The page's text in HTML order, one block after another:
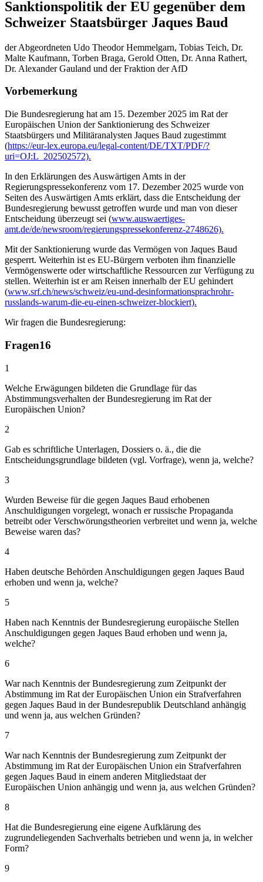
Sanktionspolitik der EU gegenüber dem
Schweizer Staatsbürger Jaques Baud
der Abgeordneten Udo Theodor Hemmelgarn, Tobias Teich, Dr.
Malte Kaufmann, Torben Braga, Gerold Otten, Dr. Anna Rathert,
Dr. Alexander Gauland und der Fraktion der AfD
Vorbemerkung
Die Bundesregierung hat am 15. Dezember 2025 im Rat der
Europäischen Union der Sanktionierung des Schweizer
Staatsbürgers und Militäranalysten Jaques Baud zugestimmt
(https://eur-lex.europa.eu/legal-content/DE/TXT/PDF/?
uri=OJ:L_202502572).
In den Erklärungen des Auswärtigen Amts in der
Regierungspressekonferenz vom 17. Dezember 2025 wurde von
Seiten des Auswärtigen Amts erklärt, dass die Entscheidung der
Bundesregierung bewusst getroffen wurde und man von dieser
Entscheidung überzeugt sei (www.auswaertiges-
amt.de/de/newsroom/regierungspressekonferenz-2748626).
Mit der Sanktionierung wurde das Vermögen von Jaques Baud
gesperrt. Weiterhin ist es EU-Bürgern verboten ihm finanzielle
Vermögenswerte oder wirtschaftliche Ressourcen zur Verfügung zu
stellen. Weiterhin ist er am Reisen innerhalb der EU gehindert
(www.srf.ch/news/schweiz/eu-und-desinformationsprachrohr-
russlands-warum-die-eu-einen-schweizer-blockiert).
Wir fragen die Bundesregierung:
Fragen16
1
Welche Erwägungen bildeten die Grundlage für das
Abstimmungsverhalten der Bundesregierung im Rat der
Europäischen Union?
2
Gab es schriftliche Unterlagen, Dossiers o. ä., die die
Entscheidungsgrundlage bildeten (vgl. Vorfrage), wenn ja, welche?
3
Wurden Beweise für die gegen Jaques Baud erhobenen
Anschuldigungen vorgelegt, wonach er russische Propaganda
betreibt oder Verschwörungstheorien verbreitet und wenn ja, welche
Beweise waren das?
4
Haben deutsche Behörden Anschuldigungen gegen Jaques Baud
erhoben und wenn ja, welche?
5
Haben nach Kenntnis der Bundesregierung europäische Stellen
Anschuldigungen gegen Jaques Baud erhoben und wenn ja,
welche?
6
War nach Kenntnis der Bundesregierung zum Zeitpunkt der
Abstimmung im Rat der Europäischen Union ein Strafverfahren
gegen Jaques Baud in der Bundesrepublik Deutschland anhängig
und wenn ja, aus welchen Gründen?
7
War nach Kenntnis der Bundesregierung zum Zeitpunkt der
Abstimmung im Rat der Europäischen Union ein Strafverfahren
gegen Jaques Baud in einem anderen Mitgliedstaat der
Europäischen Union anhängig und wenn ja, aus welchen Gründen?
8
Hat die Bundesregierung eine eigene Aufklärung des
zugrundeliegenden Sachverhalts betrieben und wenn ja, in welcher
Form?
9